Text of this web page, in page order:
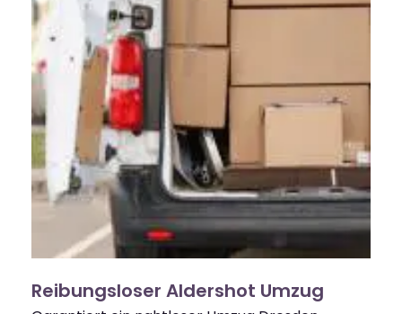
Reibungsloser Aldershot Umzug